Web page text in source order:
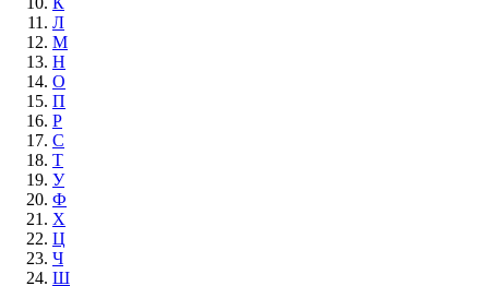
Л
М
Н
О
П
Р
С
Т
У
Ф
Х
Ц
Ч
Ш